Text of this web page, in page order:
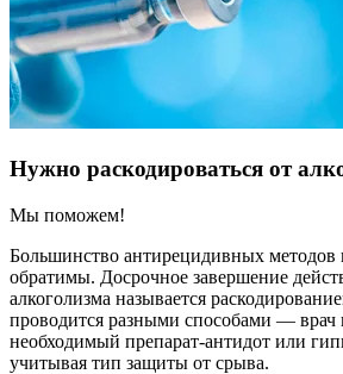
Нужно раскодироваться от
Мы поможем!
Большинство антирецидивных методов
обратимы. Досрочное завершение
алкоголизма называется
проводится разными способами — врач
необходимый препарат-антидот или
учитывая тип защиты от срыва.